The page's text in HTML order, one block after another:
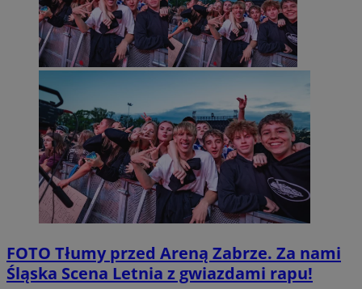
FOTO Tłumy przed Areną Zabrze. Za nami
Śląska Scena Letnia z gwiazdami rapu!